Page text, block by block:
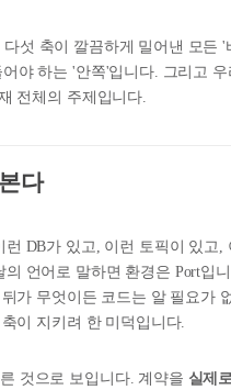
다섯 축이 깔끔하게 밀어낸 모든 '
야 하는 '안쪽'입니다. 그리고 우
전체의 주제입니다.
다
런 DB가 있고, 이런 토픽이 있고,
언어로 말하면 환경은 Port입니
가 무엇이든 코드는 알 필요가
이 지키려 한 미덕입니다.
것으로 보입니다. 계약을 실제